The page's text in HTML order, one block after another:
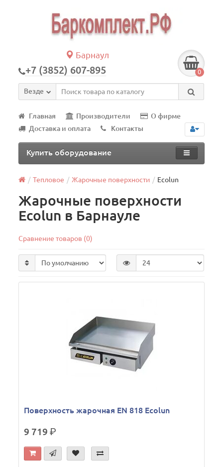
Барнаул
+7 (3852) 607-895 0
Везде
Главная Производители
О фирме
Доставка и оплата
Контакты
Купить оборудование
Тепловое Жарочные поверхности Ecolun
Жарочные поверхности
Ecolun в Барнауле
Сравнение товаров (0)
Поверхность жарочная EN 818 Ecolun
9 719р.